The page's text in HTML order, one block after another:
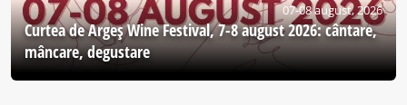
07-08 august, 2026
Curtea de Argeş Wine Festival, 7-8 august 2026: cântare,
mâncare, degustare